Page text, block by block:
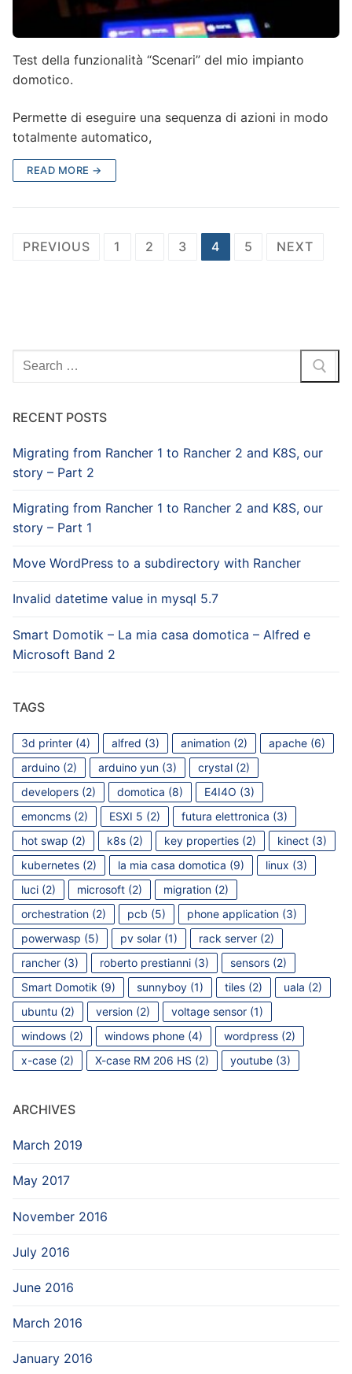
Test della funzionalità “Scenari” del mio impianto
domotico.
Permette di eseguire una sequenza di azioni in modo
totalmente automatico,
READ MORE →
Posts
PREVIOUS 1 2 3 4 5 NEXT
Search
for:
RECENT POSTS
Migrating from Rancher 1 to Rancher 2 and K8S, our
story – Part 2
Migrating from Rancher 1 to Rancher 2 and K8S, our
story – Part 1
Move WordPress to a subdirectory with Rancher
Invalid datetime value in mysql 5.7
Smart Domotik – La mia casa domotica – Alfred e
Microsoft Band 2
TAGS
3d printer (4) alfred (3) animation (2) apache (6)
arduino (2) arduino yun (3) crystal (2)
developers (2) domotica (8) E4I4O (3)
emoncms (2) ESXI 5 (2) futura elettronica (3)
hot swap (2) k8s (2) key properties (2) kinect (3)
kubernetes (2) la mia casa domotica (9) linux (3)
luci (2) microsoft (2) migration (2)
orchestration (2) pcb (5) phone application (3)
powerwasp (5) pv solar (1) rack server (2)
rancher (3) roberto prestianni (3) sensors (2)
Smart Domotik (9) sunnyboy (1) tiles (2) uala (2)
ubuntu (2) version (2) voltage sensor (1)
windows (2) windows phone (4) wordpress (2)
x-case (2) X-case RM 206 HS (2) youtube (3)
ARCHIVES
March 2019
May 2017
November 2016
July 2016
June 2016
March 2016
January 2016